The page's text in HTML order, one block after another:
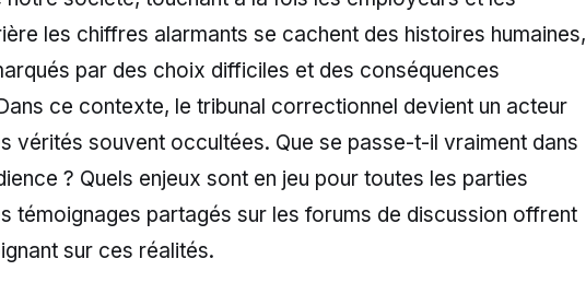
les chiffres alarmants se cachent des histoires humaines,
par des choix difficiles et des conséquences
ce contexte, le tribunal correctionnel devient un acteur
vérités souvent occultées. Que se passe-t-il vraiment dans
? Quels enjeux sont en jeu pour toutes les parties
témoignages partagés sur les forums de discussion offrent
sur ces réalités.